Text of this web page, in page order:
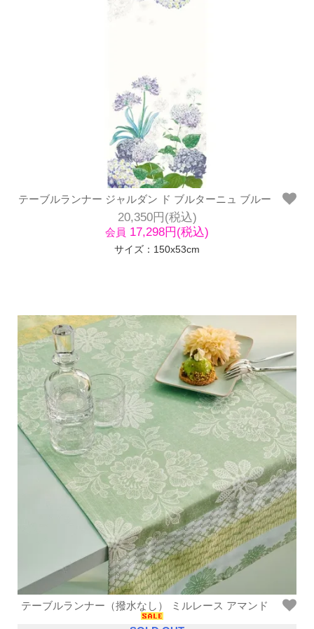
テーブルランナー ジャルダン ド ブルターニュ ブルー
20,350円(税込)
会員 17,298円(税込)
サイズ：150x53cm
テーブルランナー（撥水なし） ミルレース アマンド